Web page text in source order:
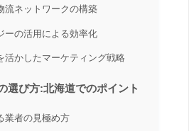
流ネットワークの構築
ーの活用による効率化
活かしたマーケティング戦略
選び方:北海道でのポイント
業者の見極め方